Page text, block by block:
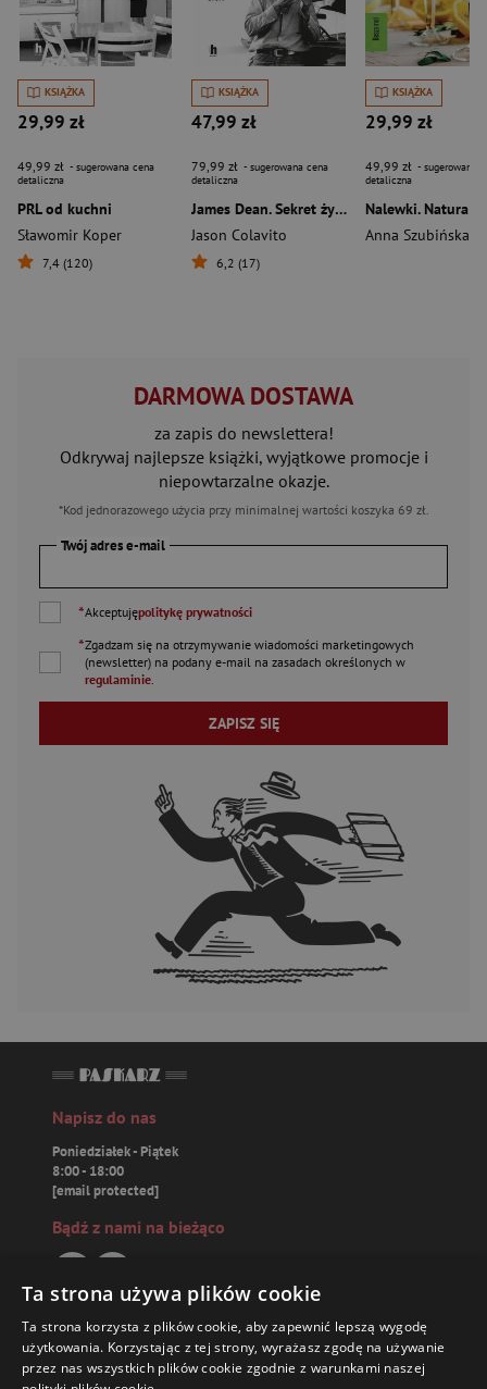
KSIĄŻKA
29,99 zł
49,99 zł - sugerowana cena
detaliczna
PRL od kuchni
Sławomir Koper
7,4 (120)
KSIĄŻKA
47,99 zł
79,99 zł - sugerowana cena
detaliczna
James Dean. Sekret życia
Jason Colavito
6,2 (17)
KSIĄŻKA
29,99 zł
49,99 zł - sugerowana
detaliczna
Anna Szubińska
DARMOWA DOSTAWA
za zapis do newslettera!
Odkrywaj najlepsze książki, wyjątkowe promocje i
niepowtarzalne okazje.
*Kod jednorazowego użycia przy minimalnej wartości koszyka 69 zł.
Twój adres e-mail
*Akceptujępolitykę prywatności
*Zgadzam się na otrzymywanie wiadomości marketingowych
(newsletter) na podany e-mail na zasadach określonych w
regulaminie
ZAPISZ SIĘ
Napisz do nas
Poniedziałek - Piątek
8:00 - 18:00
[email protected]
Bądź z nami na bieżąco
Paskarz.pl
Ta strona używa plików cookie
Ta strona korzysta z plików cookie, aby zapewnić lepszą wygodę
użytkowania. Korzystając z tej strony, wyrażasz zgodę na używanie
przez nas wszystkich plików cookie zgodnie z warunkami naszej